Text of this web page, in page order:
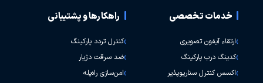
خدمات تخصصی
ارتقاء آیفون تصویری
کدینگ درب پارکینگ
اکسس کنترل سناریوپذیر
راهکارها و پشتیبانی
کنترل تردد پارکینگ
ضد سرقت دژیار
امن‌سازی راه‌پله